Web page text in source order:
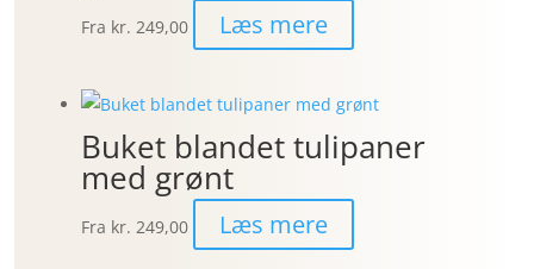
Fra kr. 249,00 Læs mere
Buket blandet tulipaner
med grønt
Fra kr. 249,00 Læs mere